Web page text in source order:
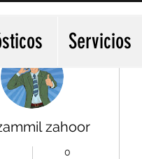
Servicios
zahoor
0